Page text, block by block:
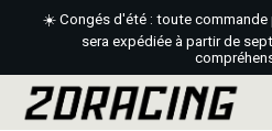
☀️ Congés d'été : toute commande
sera expédiée à partir de